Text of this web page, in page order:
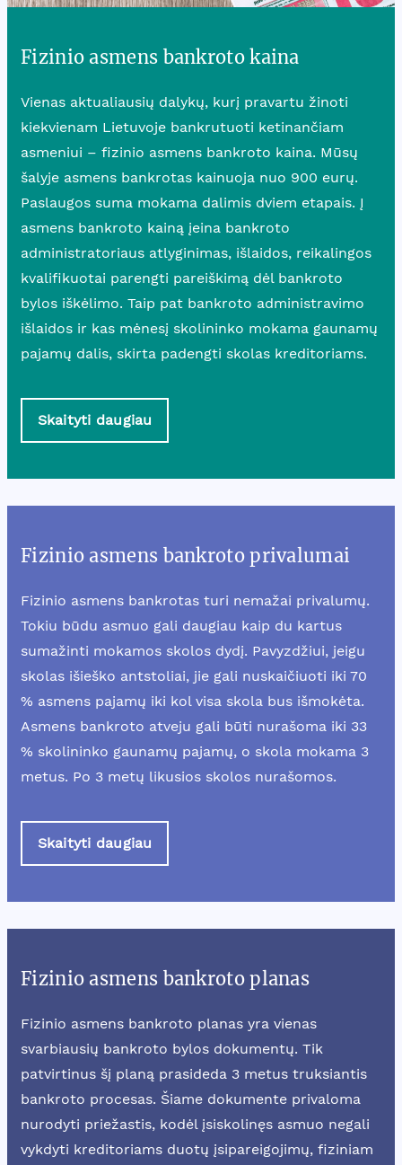
Fizinio asmens bankroto kaina
Vienas aktualiausių dalykų, kurį pravartu žinoti
kiekvienam Lietuvoje bankrutuoti ketinančiam
asmeniui – fizinio asmens bankroto kaina. Mūsų
šalyje asmens bankrotas kainuoja nuo 900 eurų.
Paslaugos suma mokama dalimis dviem etapais. Į
asmens bankroto kainą įeina bankroto
administratoriaus atlyginimas, išlaidos, reikalingos
kvalifikuotai parengti pareiškimą dėl bankroto
bylos iškėlimo. Taip pat bankroto administravimo
išlaidos ir kas mėnesį skolininko mokama gaunamų
pajamų dalis, skirta padengti skolas kreditoriams.
Skaityti daugiau
Fizinio asmens bankroto privalumai
Fizinio asmens bankrotas turi nemažai privalumų.
Tokiu būdu asmuo gali daugiau kaip du kartus
sumažinti mokamos skolos dydį. Pavyzdžiui, jeigu
skolas išieško antstoliai, jie gali nuskaičiuoti iki 70
% asmens pajamų iki kol visa skola bus išmokėta.
Asmens bankroto atveju gali būti nurašoma iki 33
% skolininko gaunamų pajamų, o skola mokama 3
metus. Po 3 metų likusios skolos nurašomos.
Skaityti daugiau
Fizinio asmens bankroto planas
Fizinio asmens bankroto planas yra vienas
svarbiausių bankroto bylos dokumentų. Tik
patvirtinus šį planą prasideda 3 metus truksiantis
bankroto procesas. Šiame dokumente privaloma
nurodyti priežastis, kodėl įsiskolinęs asmuo negali
vykdyti kreditoriams duotų įsipareigojimų, fiziniam